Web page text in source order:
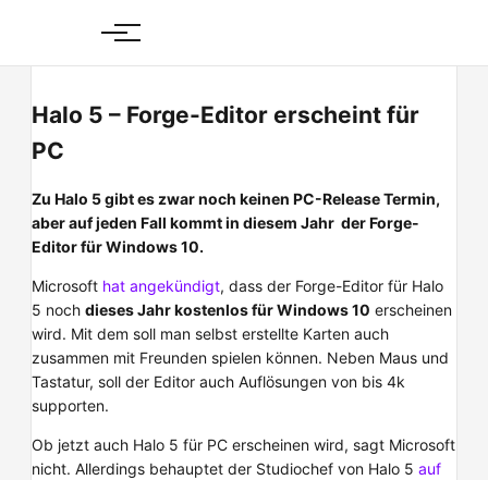
content
Halo 5 – Forge-Editor erscheint für
PC
Zu Halo 5 gibt es zwar noch keinen PC-Release Termin,
aber auf jeden Fall kommt in diesem Jahr der Forge-
Editor für Windows 10.
Microsoft hat angekündigt, dass der Forge-Editor für Halo
5 noch dieses Jahr kostenlos für Windows 10 erscheinen
wird. Mit dem soll man selbst erstellte Karten auch
zusammen mit Freunden spielen können. Neben Maus und
Tastatur, soll der Editor auch Auflösungen von bis 4k
supporten.
Ob jetzt auch Halo 5 für PC erscheinen wird, sagt Microsoft
nicht. Allerdings behauptet der Studiochef von Halo 5 auf